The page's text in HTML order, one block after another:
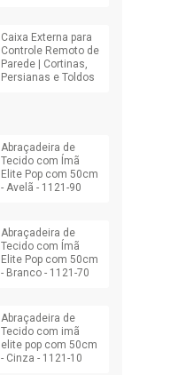
Caixa Externa para
Controle Remoto de
Parede | Cortinas,
Persianas e Toldos
Abraçadeira de
Tecido com Ímã
Elite Pop com 50cm
- Avelã - 1121-90
Abraçadeira de
Tecido com Ímã
Elite Pop com 50cm
- Branco - 1121-70
Abraçadeira de
Tecido com imã
elite pop com 50cm
- Cinza - 1121-10